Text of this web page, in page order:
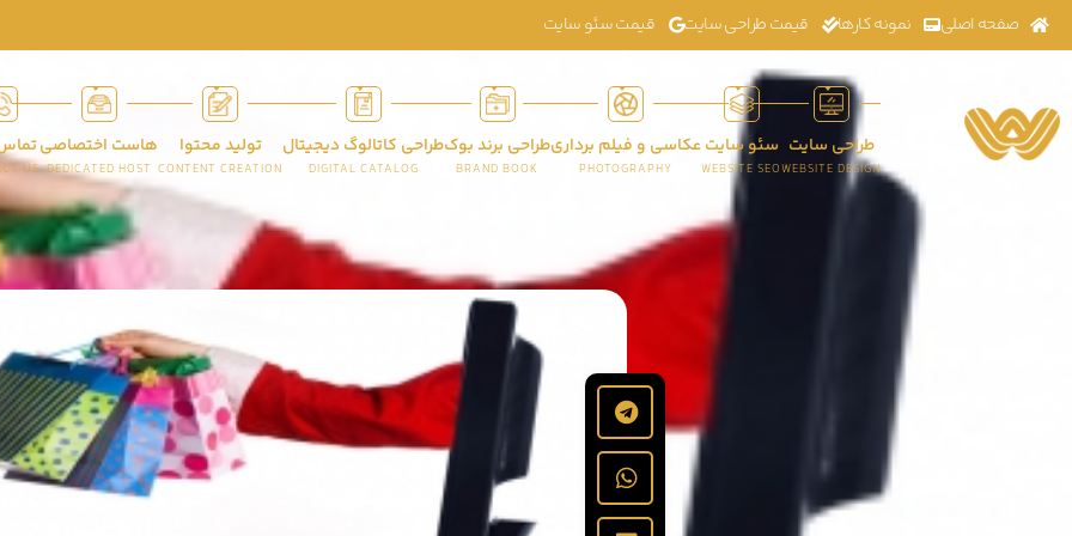
صفحه اصلی نمونه کارها قیمت طراحی سایت قیمت سئو سایت
طراحی سایت
WEBSITE DESIGN
سئو سایت
WEBSITE SEO
عکاسی و فیلم برداری
PHOTOGRAPHY
طراحی برند بوک
BRAND BOOK
طراحی کاتالوگ دیجیتال
DIGITAL CATALOG
تولید محتوا
CONTENT CREATION
هاست اختصاصی
DEDICATED HOST
US